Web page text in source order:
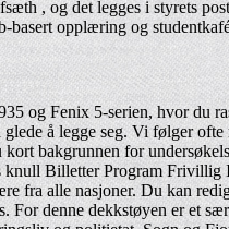
, og det legges i styrets
basert opplæring og
og Fenix 5-serien, hvor du
å legge seg. Vi følger
bakgrunnen for
Billetter Program Frivillig
fra alle nasjoner. Du kan
denne dekkstøyen er et